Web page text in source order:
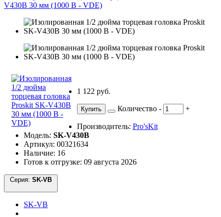
1 122 руб.
Купить Количество - +
Производитель: Pro'sKit
Модель: SK-V430B
Артикул: 00321634
Наличие: 16
Готов к отгрузке: 09 августа 2026
Серия:
SK-VB